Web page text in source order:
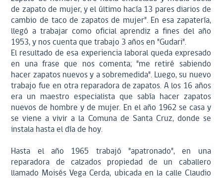
de zapato de mujer, y el último hacía 13 pares diarios de
cambio de taco de zapatos de mujer". En esa zapatería,
llegó a trabajar como oficial aprendiz a fines del año
1953, y nos cuenta que trabajo 3 años en "Gudari".
El resultado de esa experiencia laboral queda expresado
en una frase que nos comenta; "me retiré sabiendo
hacer zapatos nuevos y a sobremedida". Luego, su nuevo
trabajo fue en otra reparadora de zapatos. A los 16 años
era un maestro especialista que sabía hacer zapatos
nuevos de hombre y de mujer. En el año 1962 se casa y
se viene a vivir a la Comuna de Santa Cruz, donde se
instala hasta el día de hoy.
Hasta el año 1965 trabajó "apatronado", en una
reparadora de calzados propiedad de un caballero
llamado Moisés Vega Cerda, ubicada en la calle Claudio